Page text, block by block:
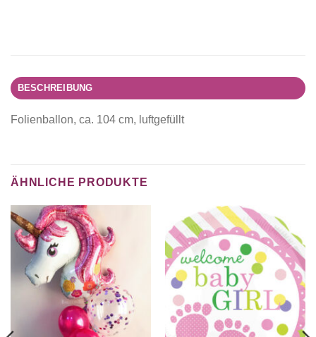
BESCHREIBUNG
Folienballon, ca. 104 cm, luftgefüllt
ÄHNLICHE PRODUKTE